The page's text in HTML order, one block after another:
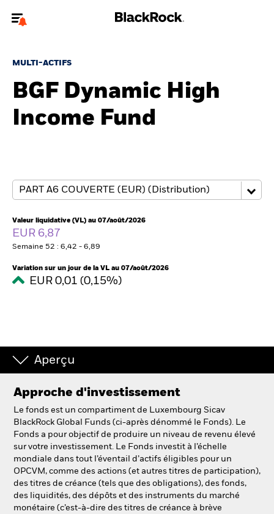
financiers.
jourvotre type d'utilisateur
A propos de BlackRock
Thèmes
ETFs & Fonds indiciels
Documents
BlackRock
iShares
Aladdin
Notre société
MULTI-ACTIFS
BGF Dynamic High
Income Fund
Valeur liquidative (VL) au 07/août/2026
EUR 6,87
Semaine 52 : 6,42 - 6,89
Variation sur un jour de la VL au 07/août/2026
EUR 0,01 (0,15%)
Aperçu
Approche d'investissement
Le fonds est un compartiment de Luxembourg Sicav
BlackRock Global Funds (ci-après dénommé le Fonds). Le
Fonds a pour objectif de produire un niveau de revenu élevé
sur votre investissement. Le Fonds investit à l’échelle
mondiale dans tout l’éventail d’actifs éligibles pour un
OPCVM, comme des actions (et autres titres de participation),
des titres de créance (tels que des obligations), des fonds,
des liquidités, des dépôts et des instruments du marché
monétaire (c’est-à-dire des titres de créance à brève